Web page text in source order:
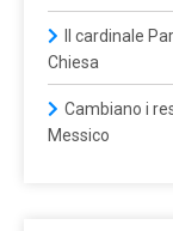
Il cardinale
Chiesa
Cambiano i
Messico